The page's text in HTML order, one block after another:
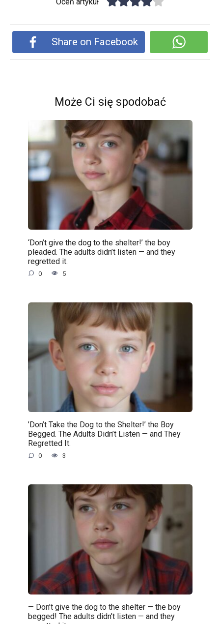
Share on Facebook
Może Ci się spodobać
‘Don’t give the dog to the shelter!’ the boy
pleaded. The adults didn’t listen — and they
regretted it.
0 5
’Don’t Take the Dog to the Shelter!’ the Boy
Begged. The Adults Didn’t Listen — and They
Regretted It.
0 3
— Don’t give the dog to the shelter — the boy
begged! The adults didn’t listen — and they